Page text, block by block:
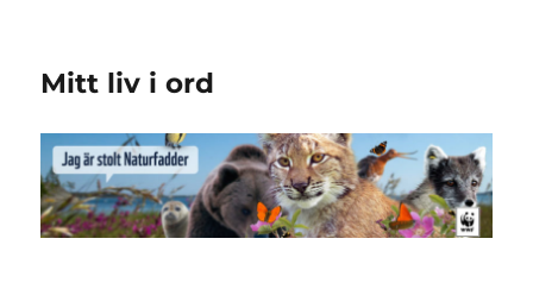
Mitt liv i ord